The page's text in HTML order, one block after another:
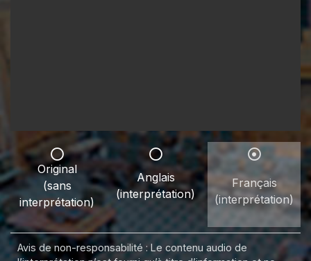
Original
(sans
interprétation)
Anglais
(interprétation)
Français
(interprétation)
Avis de non-responsabilité : Le contenu audio de